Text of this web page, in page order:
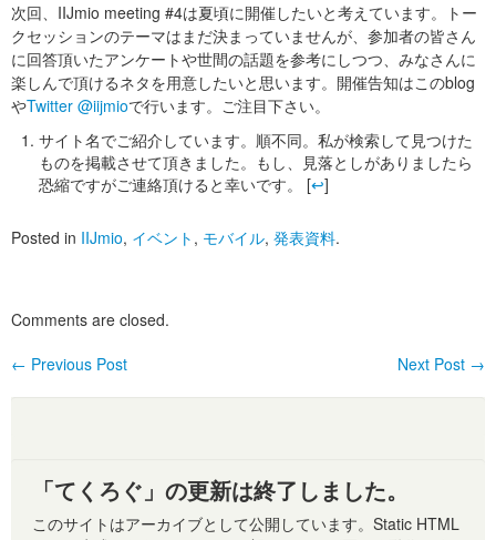
次回、IIJmio meeting #4は夏頃に開催したいと考えています。トー
クセッションのテーマはまだ決まっていませんが、参加者の皆さん
に回答頂いたアンケートや世間の話題を参考にしつつ、みなさんに
楽しんで頂けるネタを用意したいと思います。開催告知はこのblog
やTwitter @iijmioで行います。ご注目下さい。
サイト名でご紹介しています。順不同。私が検索して見つけた
ものを掲載させて頂きました。もし、見落としがありましたら
恐縮ですがご連絡頂けると幸いです。
[↩]
Posted in IIJmio, イベント , モバイル, 発表資料.
Comments are closed.
Next Post →
← Previous Post
「てくろぐ」の更新は終了しました。
このサイトはアーカイブとして公開しています。Static HTML